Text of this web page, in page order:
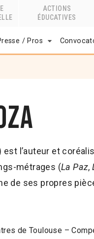
ACTIONS
ÉDUCATIVES
/ Pros
est l’auteur et
métrages (La Paz,
de ses propres
de Toulouse –